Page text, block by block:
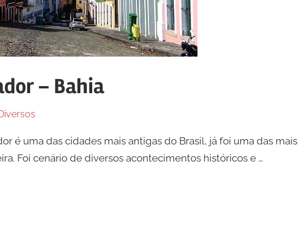
– Bahia
é uma das cidades mais antigas do Brasil, já foi uma das mais
Foi cenário de diversos acontecimentos históricos e …